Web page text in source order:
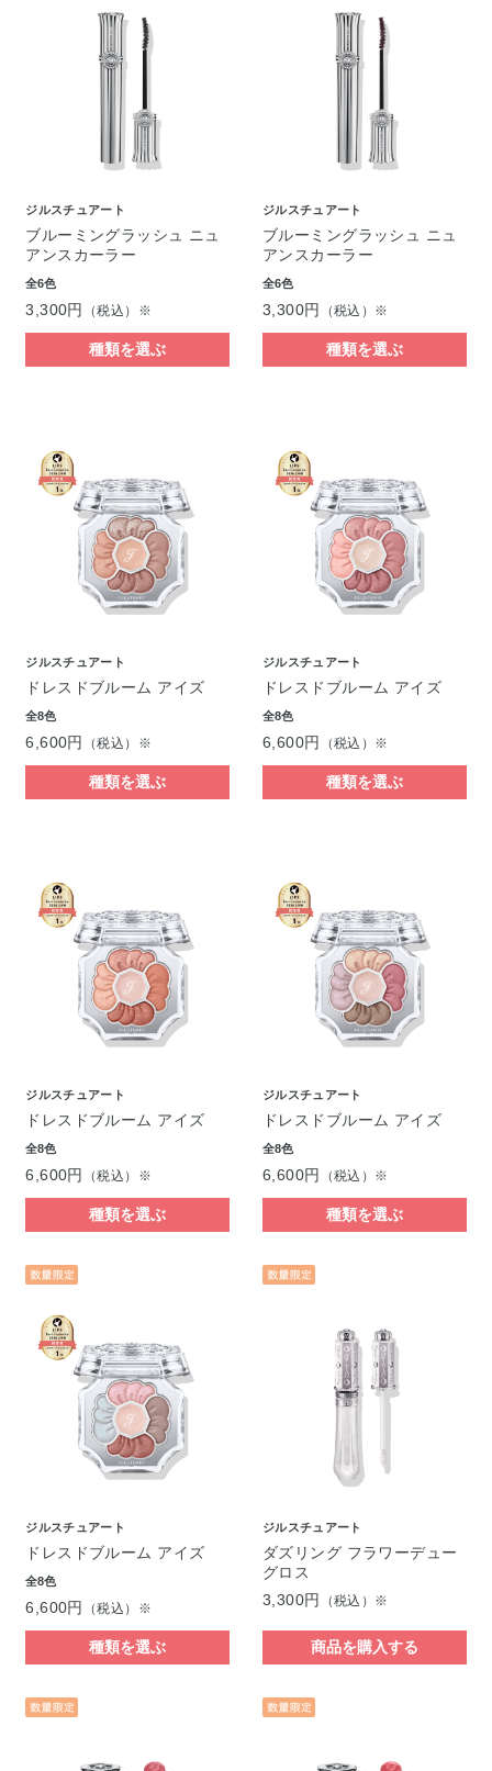
ジルスチュアート
ブルーミングラッシュ ニュ
アンスカーラー
全6色
3,300円 （税込）※
種類を選ぶ
ジルスチュアート
ブルーミングラッシュ ニュ
アンスカーラー
全6色
3,300円 （税込）※
種類を選ぶ
ジルスチュアート
ドレスドブルーム アイズ
全8色
6,600円 （税込）※
種類を選ぶ
ジルスチュアート
ドレスドブルーム アイズ
全8色
6,600円 （税込）※
種類を選ぶ
ジルスチュアート
ドレスドブルーム アイズ
全8色
6,600円 （税込）※
種類を選ぶ
ジルスチュアート
ドレスドブルーム アイズ
全8色
6,600円 （税込）※
種類を選ぶ
ジルスチュアート
ドレスドブルーム アイズ
全8色
6,600円 （税込）※
種類を選ぶ
ジルスチュアート
ダズリング フラワーデュー
グロス
3,300円
（税込）※
商品を購入する